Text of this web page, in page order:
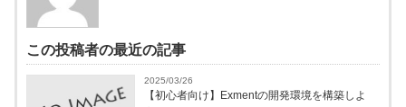
この投稿者の最近の記事
2025/03/26
【初心者向け】Exmentの開発環境を構築しよ